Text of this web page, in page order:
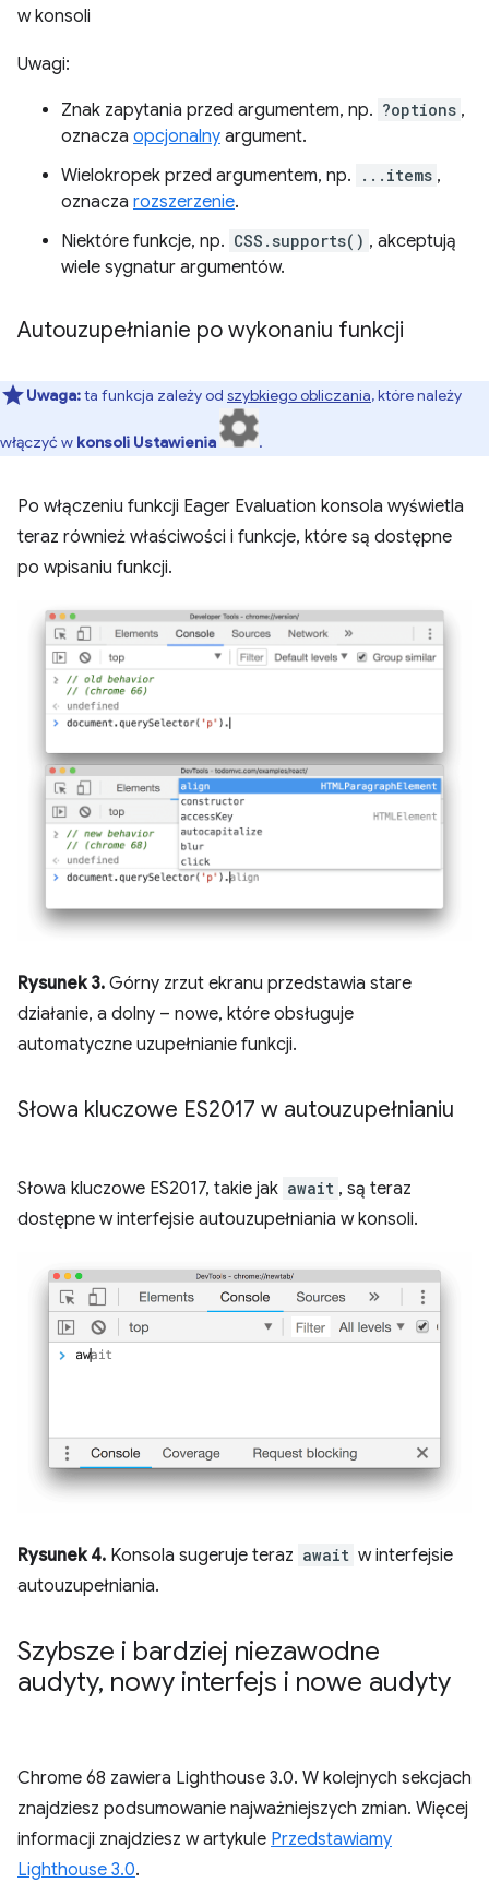
w konsoli
Uwagi:
Znak zapytania przed argumentem, np. ?options ,
oznacza opcjonalny argument.
Wielokropek przed argumentem, np.
...items ,
oznacza rozszerzenie.
Niektóre funkcje, np. CSS.supports() , akceptują
wiele sygnatur argumentów.
Autouzupełnianie po wykonaniu funkcji
Uwaga:ta funkcja zależy od szybkiego obliczania, które należy
włączyć w konsoli Ustawienia .
Po włączeniu funkcji Eager Evaluation konsola wyświetla
teraz również właściwości i funkcje, które są dostępne
po wpisaniu funkcji.
Rysunek 3. Górny zrzut ekranu przedstawia stare
działanie, a dolny – nowe, które obsługuje
automatyczne uzupełnianie funkcji.
Słowa kluczowe ES2017 w autouzupełnianiu
Słowa kluczowe ES2017, takie jak await , są teraz
dostępne w interfejsie autouzupełniania w konsoli.
Rysunek 4. Konsola sugeruje teraz await w interfejsie
autouzupełniania.
Szybsze i bardziej niezawodne
audyty, nowy interfejs i nowe audyty
Chrome 68 zawiera Lighthouse 3.0. W kolejnych sekcjach
znajdziesz podsumowanie najważniejszych zmian. Więcej
informacji znajdziesz w artykule Przedstawiamy
Lighthouse 3.0.